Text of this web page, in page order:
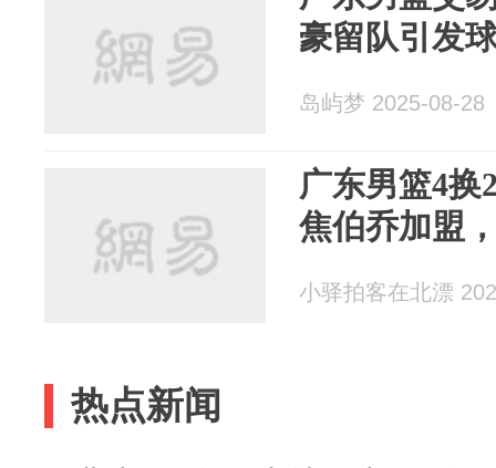
豪留队引发
岛屿梦 2025-08-28
广东男篮4换
焦伯乔加盟
小驿拍客在北漂
热点新闻